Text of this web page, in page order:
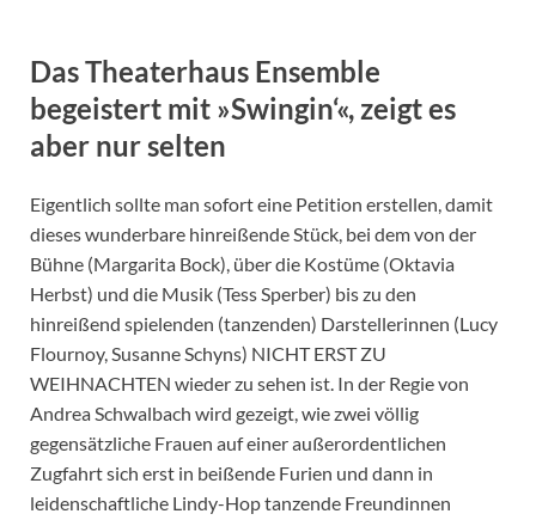
Das Theaterhaus Ensemble
begeistert mit »Swingin‘«, zeigt es
aber nur selten
Eigentlich sollte man sofort eine Petition erstellen, damit
dieses wunderbare hinreißende Stück, bei dem von der
Bühne (Margarita Bock), über die Kostüme (Oktavia
Herbst) und die Musik (Tess Sperber) bis zu den
hinreißend spielenden (tanzenden) Darstellerinnen (Lucy
Flournoy, Susanne Schyns) NICHT ERST ZU
WEIHNACHTEN wieder zu sehen ist. In der Regie von
Andrea Schwalbach wird gezeigt, wie zwei völlig
gegensätzliche Frauen auf einer außerordentlichen
Zugfahrt sich erst in beißende Furien und dann in
leidenschaftliche Lindy-Hop tanzende Freundinnen